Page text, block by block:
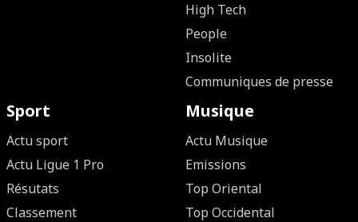
High Tech
People
Insolite
Communiques de presse
Sport
Actu sport
Actu Ligue 1 Pro
Résutats
Classement
Musique
Actu Musique
Emissions
Top Oriental
Top Occidental